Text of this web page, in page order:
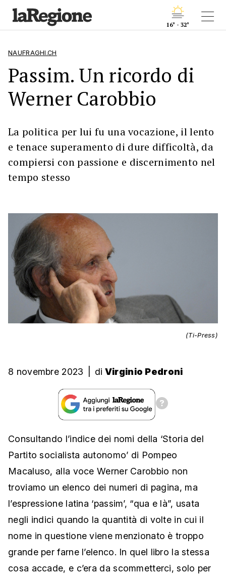
16° - 32°
NAUFRAGHI.CH
Passim. Un ricordo di
Werner Carobbio
La politica per lui fu una vocazione, il lento
e tenace superamento di dure difficoltà, da
compiersi con passione e discernimento nel
tempo stesso
(Ti-Press)
8 novembre 2023 di Virginio Pedroni
Consultando l’indice dei nomi della ‘Storia del
Partito socialista autonomo’ di Pompeo
Macaluso, alla voce Werner Carobbio non
troviamo un elenco dei numeri di pagina, ma
l’espressione latina ‘passim’, “qua e là”, usata
negli indici quando la quantità di volte in cui il
nome in questione viene menzionato è troppo
grande per farne l’elenco. In quel libro la stessa
cosa accade, e c’era da scommetterci, solo per